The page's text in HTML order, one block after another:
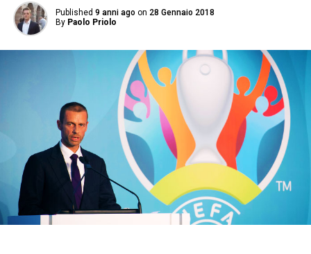
Published 9 anni ago on 28 Gennaio 2018
By Paolo Priolo